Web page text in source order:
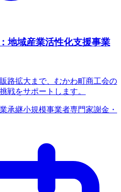
地域産業活性化支援事業
路拡大まで、むかわ町商工会の
戦をサポートします。
承継小規模事業者専門家謝金・